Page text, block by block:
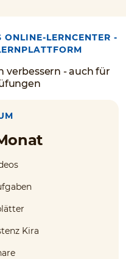
LERNCENTER -
verbessern - auch für
Kira